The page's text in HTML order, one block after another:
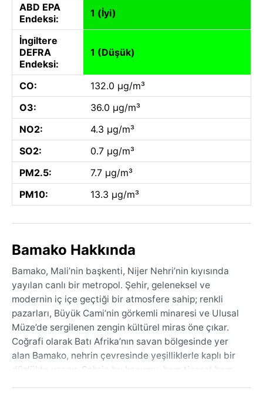
ABD EPA
Endeksi:
1 (İyi)
İngiltere
DEFRA
Endeksi:
1 (Düşük)
CO:
132.0 µg/m³
O3:
36.0 µg/m³
NO2:
4.3 µg/m³
SO2:
0.7 µg/m³
PM2.5:
7.7 µg/m³
PM10:
13.3 µg/m³
Bamako Hakkında
Bamako, Mali’nin başkenti, Nijer Nehri’nin kıyısında
yayılan canlı bir metropol. Şehir, geleneksel ve
modernin iç içe geçtiği bir atmosfere sahip; renkli
pazarları, Büyük Cami’nin görkemli minaresi ve Ulusal
Müze’de sergilenen zengin kültürel miras öne çıkar.
Coğrafi olarak Batı Afrika’nın savan bölgesinde yer
alan Bamako, nehrin çevresinde yeşilliklerle kaplı bir
düzlükte uzanır. Şehrin bu konumu, hem ticaret hem